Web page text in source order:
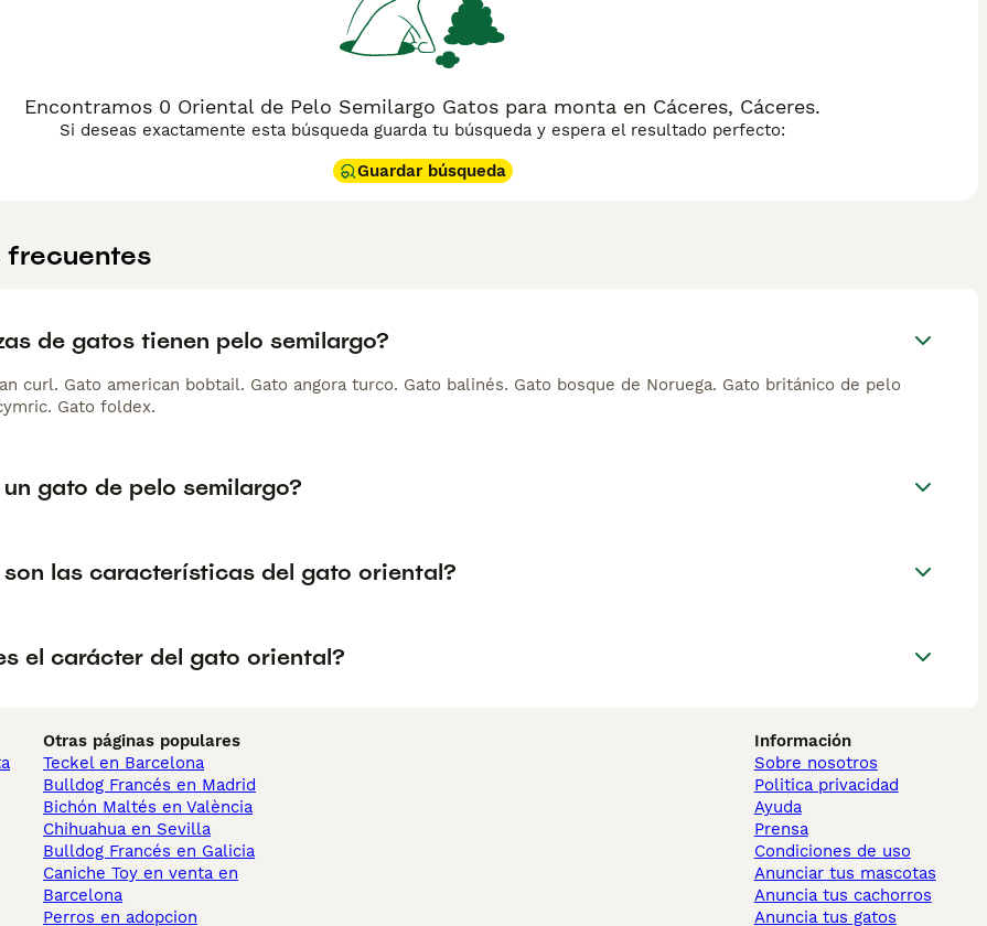
semilargo», «Oriental de pelo semilargo», «gato oriental características» y «gato oriental cuidado». Este felino es
buscan un compañero juguetón y afectuoso que aporte dinamismo y elegancia a su hogar.
Encontramos 0 Oriental de Pelo Semilargo Gatos para monta en Cáceres, Cáceres.
Si deseas exactamente esta búsqueda guarda tu búsqueda y espera el resultado perfecto:
Guardar búsqueda
frecuentes
de gatos tienen pelo semilargo?
curl. Gato american bobtail. Gato angora turco. Gato balinés. Gato bosque de Noruega. Gato británico de pelo
Gato foldex.
un gato de pelo semilargo?
son las características del gato oriental?
el carácter del gato oriental?
Otras páginas populares
Teckel en Barcelona
Bulldog Francés en Madrid
Bichón Maltés en València
Chihuahua en Sevilla
Bulldog Francés en Galicia
Caniche Toy en venta en
Barcelona
Perros en adopcion
Información
Sobre nosotros
Politica privacidad
Ayuda
Prensa
Condiciones de uso
Anunciar tus mascotas
Anuncia tus cachorros
Anuncia tus gatos